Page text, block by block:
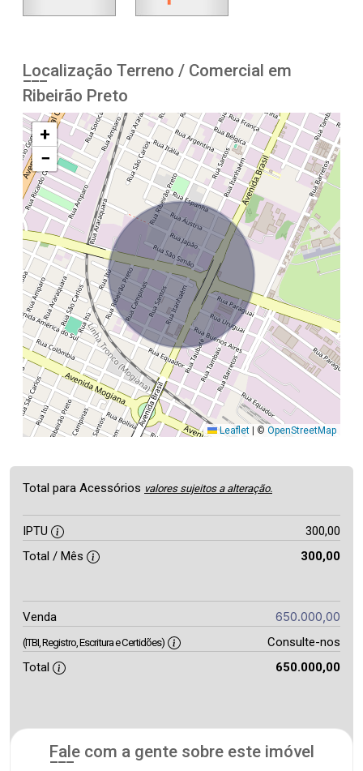
Localização Terreno / Comercial em
Ribeirão Preto
+
−
Leaflet © OpenStreetMap
Total para Acessórios valores sujeitos a alteração.
IPTU
300,00
Total / Mês
300,00
Venda 650.000,00
(ITBI, Registro, Escritura e Certidões)
Consulte-nos
Total
650.000,00
Fale com a gente sobre este imóvel